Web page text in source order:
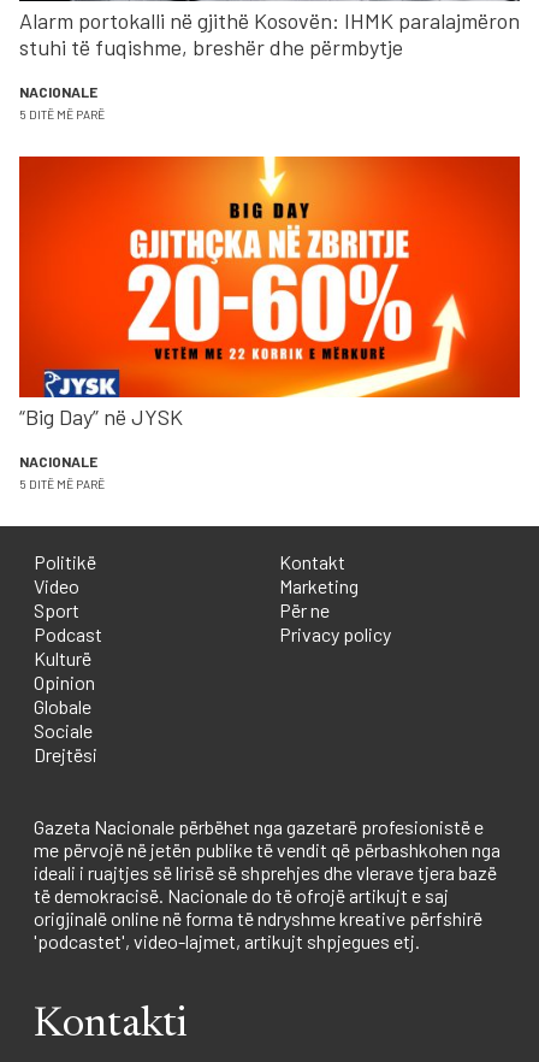
Alarm portokalli në gjithë Kosovën: IHMK paralajmëron
stuhi të fuqishme, breshër dhe përmbytje
NACIONALE
5 DITË MË PARË
“Big Day” në JYSK
NACIONALE
5 DITË MË PARË
Politikë
Video
Sport
Podcast
Kulturë
Opinion
Globale
Sociale
Drejtësi
Kontakt
Marketing
Për ne
Privacy policy
Gazeta Nacionale përbëhet nga gazetarë profesionistë e
me përvojë në jetën publike të vendit që përbashkohen nga
ideali i ruajtjes së lirisë së shprehjes dhe vlerave tjera bazë
të demokracisë. Nacionale do të ofrojë artikujt e saj
origjinalë online në forma të ndryshme kreative përfshirë
'podcastet', video-lajmet, artikujt shpjegues etj.
Kontakti